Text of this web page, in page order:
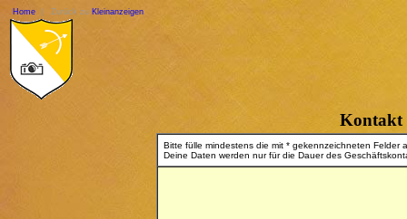
Home | Zurück zu Kleinanzeigen
Kontakt
Bitte fülle mindestens die mit * gekennzeichneten Felder
Deine Daten werden nur für die Dauer des